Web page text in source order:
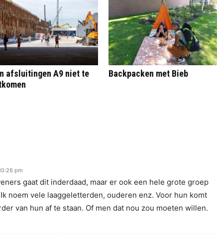
afsluitingen A9 niet te
Backpacken met Bieb
pm
gaat dit inderdaad, maar er ook een hele grote groep
noem vele laaggeletterden, ouderen enz. Voor hun komt
van hun af te staan. Of men dat nou zou moeten willen.